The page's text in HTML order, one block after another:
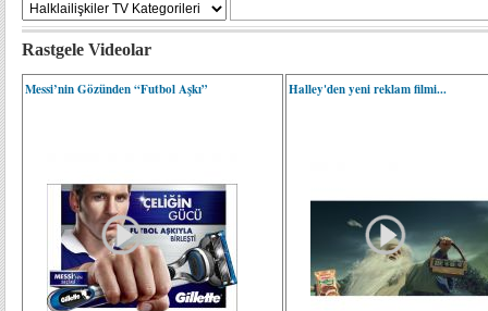
Rastgele Videolar
Messi’nin Gözünden “Futbol Aşkı” Halley'den yeni reklam filmi...